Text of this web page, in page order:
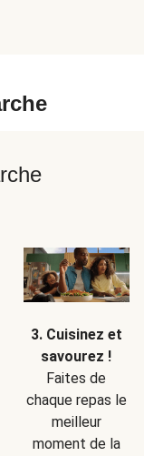
3. Cuisinez et
savourez !
Faites de
chaque repas le
meilleur
moment de la